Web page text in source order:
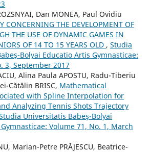
Dan MONEA, Paul Ovidiu
CONCERNING THE DEVELOPMENT OF
THE USE OF DYNAMIC GAMES IN
OF 14 TO 15 YEARS OLD , Studia
Bolyai Educatio Artis Gymnasticae:
3, September 2017
Alina Paula APOSTU, Radu-Tiberiu
Cătălin BRISC, Mathematical
with Spline Interpolation for
Analyzing Tennis Shots Trajectory
Universitatis Babeş-Bolyai
Volume 71, No. 1, March
Marian-Petre PRĂJESCU, Beatrice-